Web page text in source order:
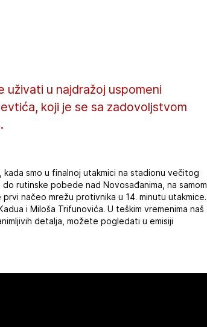
uživati u najdražoj uspomeni
koji je se sa zadovoljstvom
smo u finalnoj utakmici na stadionu večitog
rutinske pobede nad Novosađanima, na samom
načeo mrežu protivnika u 14. minutu utakmice.
i Miloša Trifunovića. U teškim vremenima naš
detalja, možete pogledati u emisiji